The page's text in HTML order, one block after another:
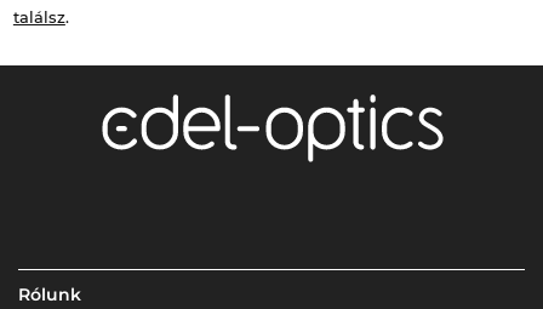
találsz.
Rólunk